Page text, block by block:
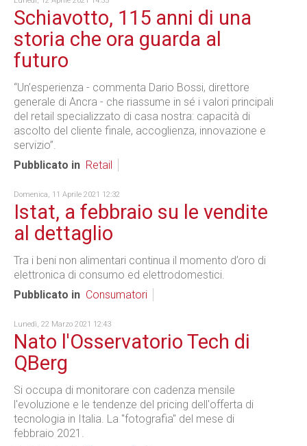
Schiavotto, 115 anni di una
storia che ora guarda al
futuro
“Un’esperienza - commenta Dario Bossi, direttore
generale di Ancra - che riassume in sé i valori principali
del retail specializzato di casa nostra: capacità di
ascolto del cliente finale, accoglienza, innovazione e
servizio”.
Pubblicato in Retail
Domenica, 11 Aprile 2021 12:32
Istat, a febbraio su le vendite
al dettaglio
Tra i beni non alimentari continua il momento d’oro di
elettronica di consumo ed elettrodomestici.
Pubblicato in Consumatori
Lunedì, 22 Marzo 2021 12:43
Nato l'Osservatorio Tech di
QBerg
Si occupa di monitorare con cadenza mensile
l'evoluzione e le tendenze del pricing dell'offerta di
tecnologia in Italia. La "fotografia" del mese di
febbraio 2021.